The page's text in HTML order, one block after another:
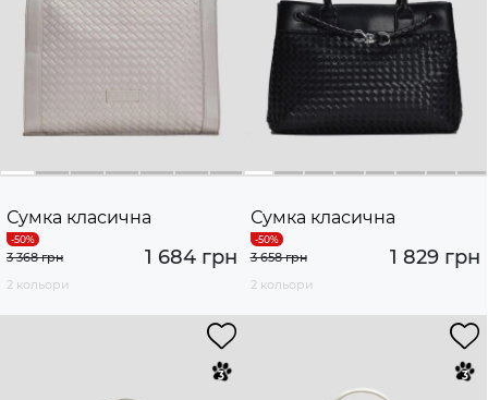
Сумка класична
1 684 грн
3 368 грн
2 кольори
Сумка класична
1 829 грн
3 658 грн
2 кольори